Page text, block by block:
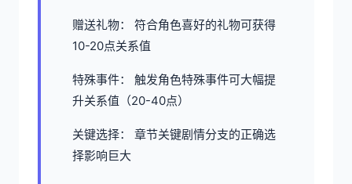
赠送礼物： 符合角色喜好的礼物可获得
10-20点关系值
特殊事件： 触发角色特殊事件可大幅提
升关系值（20-40点）
关键选择： 章节关键剧情分支的正确选
择影响巨大